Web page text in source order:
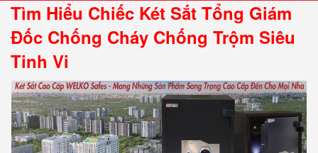
Tìm Hiểu Chiếc Két Sắt Tổng Giám
Đốc Chống Cháy Chống Trộm Siêu
Tinh Vi